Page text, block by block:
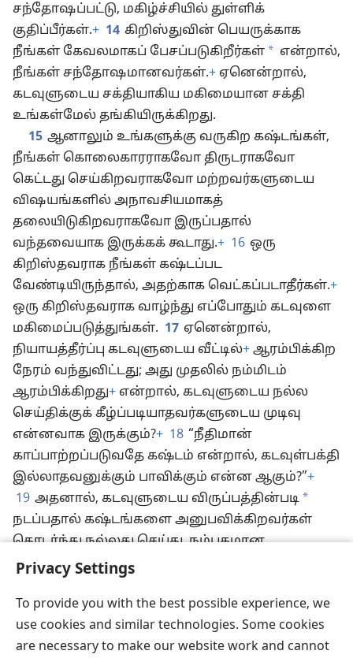
Privacy Settings
To provide you with the best possible experience, we
use cookies and similar technologies. Some cookies
are necessary to make our website work and cannot
சந்தோஷப்பட்டு, மகிழ்ச்சியில் துள்ளிக்
குதிப்பீர்கள்.+ 14 கிறிஸ்துவின் பெயருக்காக
நீங்கள் கேவலமாகப் பேசப்படுகிறீர்கள் * என்றால்,
நீங்கள் சந்தோஷமானவர்கள்.+ ஏனென்றால்,
கடவுளுடைய சக்தியாகிய மகிமையான சக்தி
உங்கள்மேல் தங்கியிருக்கிறது.
15 ஆனாலும் உங்களுக்கு வருகிற கஷ்டங்கள்,
நீங்கள் கொலைகாரராகவோ திருடராகவோ
கெட்டது செய்கிறவராகவோ மற்றவர்களுடைய
விஷயங்களில் அநாவசியமாகத்
தலையிடுகிறவராகவோ இருப்பதால்
வந்தவையாக இருக்கக் கூடாது.+ 16 ஒரு
கிறிஸ்தவராக நீங்கள் கஷ்டப்பட
வேண்டியிருந்தால், அதற்காக வெட்கப்படாதீர்கள்.+
ஒரு கிறிஸ்தவராக வாழ்ந்து எப்போதும் கடவுளை
மகிமைப்படுத்துங்கள். 17 ஏனென்றால்,
நியாயத்தீர்ப்பு கடவுளுடைய வீட்டில்+ ஆரம்பிக்கிற
நேரம் வந்துவிட்டது; அது முதலில் நம்மிடம்
ஆரம்பிக்கிறது+ என்றால், கடவுளுடைய நல்ல
செய்திக்குக் கீழ்ப்படியாதவர்களுடைய முடிவு
என்னவாக இருக்கும்?+ 18 “நீதிமான்
காப்பாற்றப்படுவதே கஷ்டம் என்றால், கடவுள்பக்தி
இல்லாதவனுக்கும் பாவிக்கும் என்ன ஆகும்?”+
19 அதனால், கடவுளுடைய விருப்பத்தின்படி *
நடப்பதால் கஷ்டங்களை அனுபவிக்கிறவர்கள்
தொடர்ந்து நல்லது செய்து, நம்பகமான
படைப்பாளராகிய அவரிடம் தங்களை